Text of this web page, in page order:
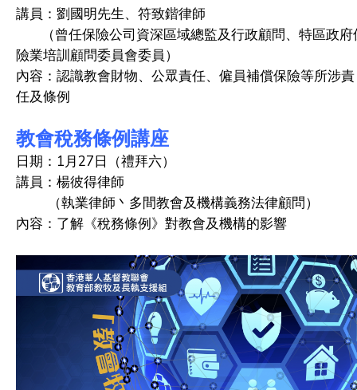
講員：劉國明先生、符致鍇律師
（曾任保險公司資深區域總監及行政顧問、特區政府
險業培訓顧問委員會委員）
內容：認識教會財物、公眾責任、僱員補償保險等所涉責
任及條例
教會稅務條例講座
日期：1月27日（禮拜六）
講員：楊彼得律師
（執業律師丶多間教會及機構義務法律顧問）
內容：了解《稅務條例》對教會及機構的影響